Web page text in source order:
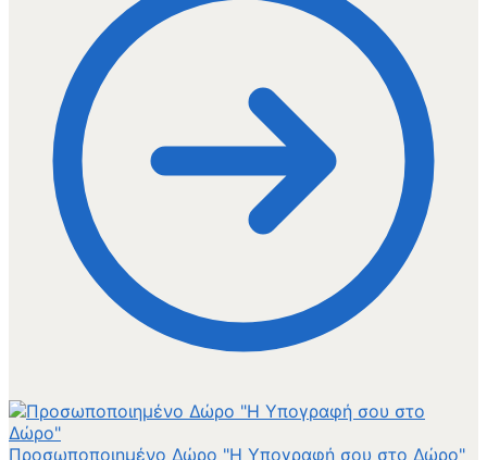
Προσωποποιημένο Δώρο "Η Υπογραφή σου στο Δώρο"